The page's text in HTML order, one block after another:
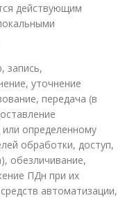
действующим
запись,
уточнение
передача (в
или определенному
обработки, доступ,
обезличивание,
ПДн при их
автоматизации,